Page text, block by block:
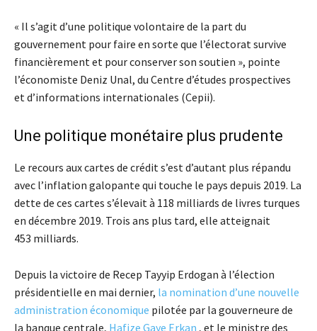
« Il s’agit d’une politique volontaire de la part du
gouvernement pour faire en sorte que l’électorat survive
financièrement et pour conserver son soutien », pointe
l’économiste Deniz Unal, du Centre d’études prospectives
et d’informations internationales (Cepii).
Une politique monétaire plus prudente
Le recours aux cartes de crédit s’est d’autant plus répandu
avec l’inflation galopante qui touche le pays depuis 2019. La
dette de ces cartes s’élevait à 118 milliards de livres turques
en décembre 2019. Trois ans plus tard, elle atteignait
453 milliards.
Depuis la victoire de Recep Tayyip Erdogan à l’élection
présidentielle en mai dernier, la nomination d’une nouvelle
administration économique pilotée par la gouverneure de
la banque centrale, Hafize Gaye Erkan , et le ministre des